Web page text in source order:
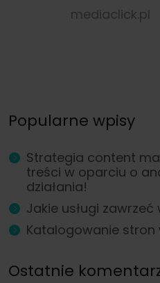
mediaclick.pl
Popularne wpisy
Strategia content
treści w oparciu o
działania!
Jakie usługi
Katalogowanie stron
Ostatnie